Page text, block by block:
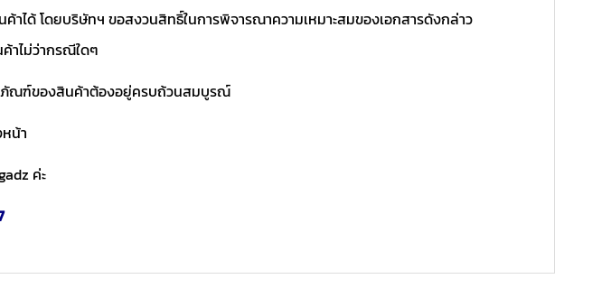
ได้ โดยบริษัทฯ ขอสงวนสิทธิ์ในการพิจารณาความเหมาะสมของเอกสารดังกล่าว
าไม่ว่ากรณีใดๆ
ภัณฑ์ของสินค้าต้องอยู่ครบถ้วนสมบูรณ์
น้า
ค่ะ